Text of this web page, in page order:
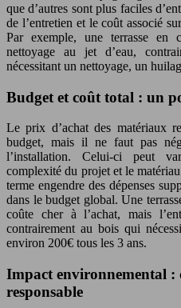
que d’autres sont plus faciles
de l’entretien et le coût associé
Par exemple, une terrasse en
nettoyage au jet d’eau,
nécessitant un nettoyage, un
Budget et coût total : un
Le prix d’achat des matériaux
budget, mais il ne faut pas
l’installation. Celui-ci peut
complexité du projet et le
terme engendre des dépenses
dans le budget global. Une
coûte cher à l’achat, mais
contrairement au bois qui
environ 200€ tous les 3 ans.
Impact environnemental :
responsable